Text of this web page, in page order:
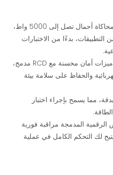
: قادر على محاكاة أحمال تصل إلى 5000 واط،
بدءًا من الاختبارات
: ميزات أمان محسنة مع RCD مدمج،
والحفاظ على سلامة بيئة
مما يسمح بإجراء اختبار
المدمجة مراقبة فورية
يتيح لك التحكم الكامل في عملية